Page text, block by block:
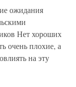
ожидания
Нет хороших
очень плохие, а
на эту